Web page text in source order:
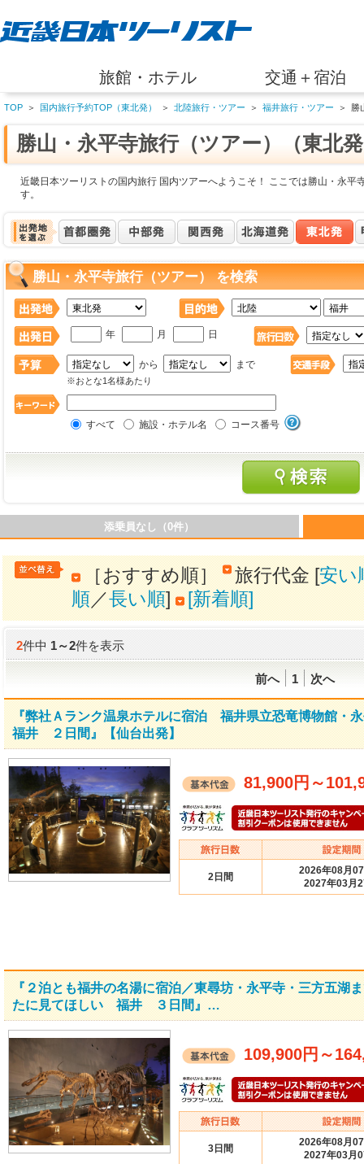
旅館・ホテル 交通＋宿泊
TOP ＞ 国内旅行予約TOP（東北発） ＞ 北陸旅行・ツアー ＞ 福井旅行・ツアー ＞ 勝
勝山・永平寺旅行（ツアー）（東北
近畿日本ツーリストの国内旅行 国内ツアーへようこそ！ ここでは勝山・永平
す。
勝山・永平寺旅行（ツアー） を検索
年 月 日
から まで
※おとな1名様あたり
すべて 施設・ホテル名 コース番号
添乗員なし（0件）
［おすすめ順］ 旅行代金 [安い
順／長い順] [新着順]
2件中1～2件を表示
前へ 1 次へ
『弊社Ａランク温泉ホテルに宿泊 福井県立恐竜博物館・
福井 ２日間』【仙台出発】
81,900円 ～
2日間
2026年08月
2027年03月
『２泊とも福井の名湯に宿泊／東尋坊・永平寺・三方五湖
たに見てほしい 福井 ３日間』…
109,900円 ～
3日間
2026年08月
2027年03月